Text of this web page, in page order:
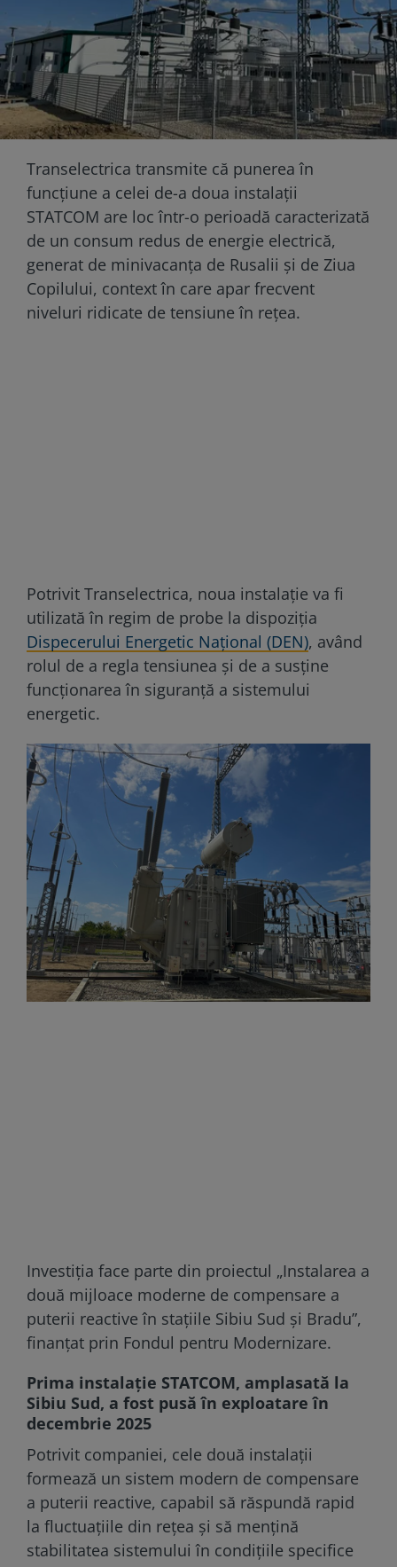
Transelectrica transmite că punerea în
funcțiune a celei de-a doua instalații
STATCOM are loc într-o perioadă caracterizată
de un consum redus de energie electrică,
generat de minivacanța de Rusalii și de Ziua
Copilului, context în care apar frecvent
niveluri ridicate de tensiune în rețea.
Potrivit Transelectrica, noua instalație va fi
utilizată în regim de probe la dispoziția
Dispecerului Energetic Național (DEN), având
rolul de a regla tensiunea și de a susține
funcționarea în siguranță a sistemului
energetic.
Investiția face parte din proiectul „Instalarea a
două mijloace moderne de compensare a
puterii reactive în stațiile Sibiu Sud și Bradu”,
finanțat prin Fondul pentru Modernizare.
Prima instalație STATCOM, amplasată la
Sibiu Sud, a fost pusă în exploatare în
decembrie 2025
Potrivit companiei, cele două instalații
formează un sistem modern de compensare
a puterii reactive, capabil să răspundă rapid
la fluctuațiile din rețea și să mențină
stabilitatea sistemului în condițiile specifice